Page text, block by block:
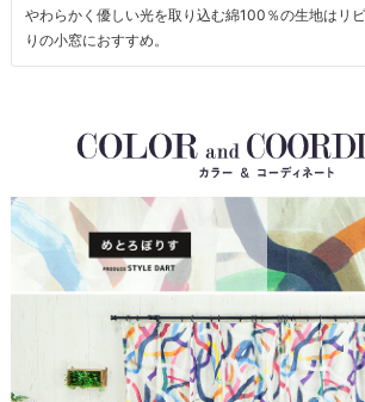
やわらかく優しい光を取り込む綿100％の生地はリ
りの小窓におすすめ。